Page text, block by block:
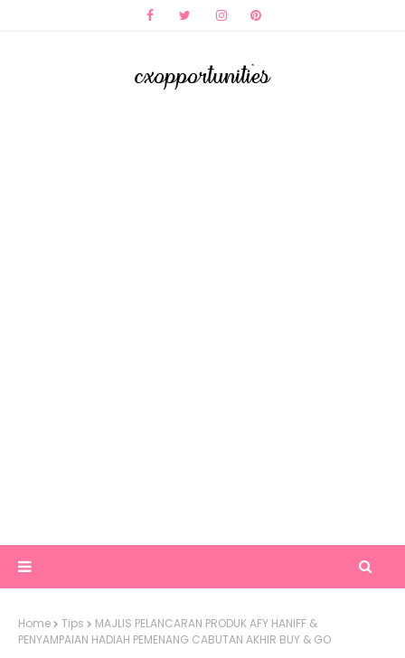
Home Tips
MAJLIS PELANCARAN PRODUK AFY HANIFF &
PENYAMPAIAN HADIAH PEMENANG CABUTAN AKHIR BUY & GO